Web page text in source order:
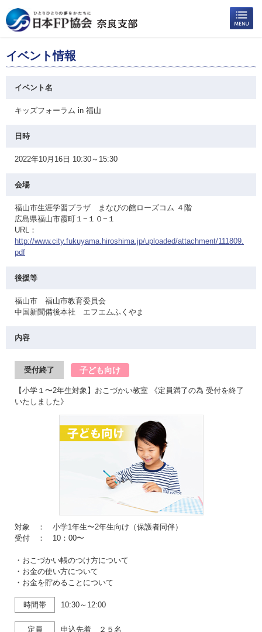
イベント情報
イベント名
キッズフォーラム in 福山
日時
2022年10月16日 10:30～15:30
会場
福山市生涯学習プラザ まなびの館ローズコム ４階
広島県福山市霞町１−１０−１
URL：
http://www.city.fukuyama.hiroshima.jp/uploaded/attachment/111809.
pdf
後援等
福山市 福山市教育委員会
中国新聞備後本社 エフエムふくやま
内容
受付終了 子ども向け
【小学１〜2年生対象】おこづかい教室 《定員満了の為 受付を終了
いたしました》
対象 ： 小学1年生〜2年生向け（保護者同伴）
受付 ： 10：00〜
・おこづかい帳のつけ方について
・お金の使い方について
・お金を貯めることについて
時間帯 10:30～12:00
定員 申込先着 ２５名